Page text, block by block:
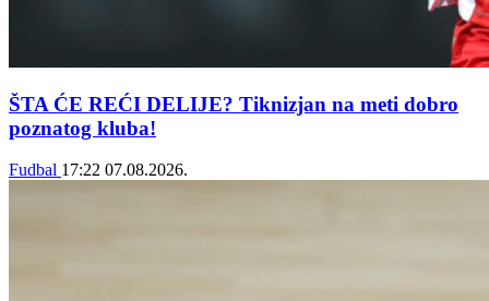
ŠTA ĆE REĆI DELIJE? Tiknizjan na meti dobro
poznatog kluba!
Fudbal 17:22 07.08.2026.